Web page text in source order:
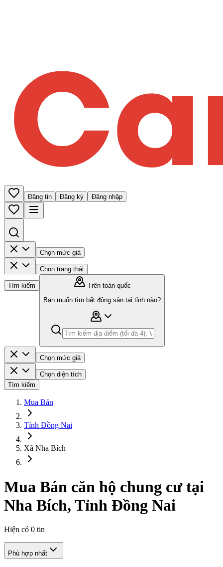
Đăng tin Đăng ký Đăng nhập
Chọn mức giá
Chọn trạng thái
Tìm kiếm
Trên toàn quốc
Bạn muốn tìm bất động sản tại tỉnh nào?
Chọn mức giá
Chọn diện tích
Tìm kiếm
Mua Bán
Tỉnh Đồng Nai
Xã Nha Bích
Mua Bán căn hộ chung cư tại
Nha Bích, Tỉnh Đồng Nai
Hiện có 0 tin
Phù hợp nhất